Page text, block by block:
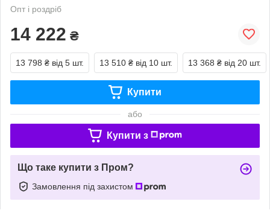
Опт і роздріб
14 222 ₴
13 798 ₴ від 5 шт. 13 510 ₴ від 10 шт. 13 368 ₴ від 20 шт.
Купити
або
Купити з
Що таке купити з Пром?
Замовлення під захистом